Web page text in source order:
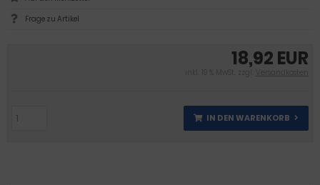
18,92 EUR
inkl. 19 % MwSt. zzgl. Versandkosten
IN DEN WARENKORB
Frage zu Artikel